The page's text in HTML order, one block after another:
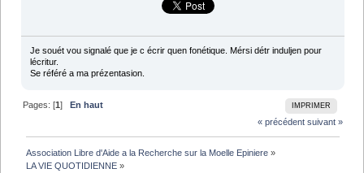
Je souét vou signalé que je c écrir quen fonétique. Mérsi détr induljen pour
lécritur.
Se référé a ma prézentasion.
IMPRIMER
Pages: [1]En haut
« précédent suivant »
Association Libre d'Aide a la Recherche sur la Moelle Epiniere »
LA VIE QUOTIDIENNE »